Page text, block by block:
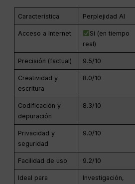
Característica Perplejidad AI
Acceso a Internet
Sí (en tiempo
real)
Precisión (factual) 9.5/10
Creatividad y
escritura
8.0/10
Codificación y
depuración
8.3/10
Privacidad y
seguridad
9.0/10
Facilidad de uso 9.2/10
Ideal para
Investigación,